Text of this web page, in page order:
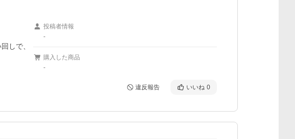
しで、
投稿者情報
-
購入した商品
-
違反報告 いいね 0